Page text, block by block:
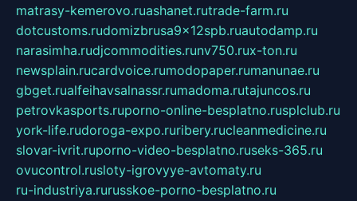
matrasy-kemerovo.ruashanet.rutrade-farm.ru
dotcustoms.rudomizbrusa9x12spb.ruautodamp.ru
narasimha.rudjcommodities.runv750.rux-ton.ru
newsplain.rucardvoice.rumodopaper.rumanunae.ru
gbget.rualfeihavsalnassr.rumadoma.rutajuncos.ru
petrovkasports.ruporno-online-besplatno.rusplclub.ru
york-life.rudoroga-expo.ruribery.rucleanmedicine.ru
slovar-ivrit.ruporno-video-besplatno.ruseks-365.ru
ovucontrol.rusloty-igrovyye-avtomaty.ru
ru-industriya.rurusskoe-porno-besplatno.ru